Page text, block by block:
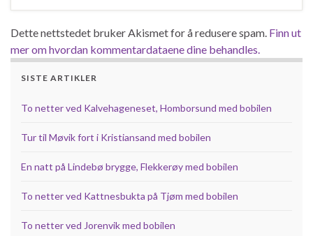
Dette nettstedet bruker Akismet for å redusere spam. Finn ut
mer om hvordan kommentardataene dine behandles.
SISTE ARTIKLER
To netter ved Kalvehageneset, Homborsund med bobilen
Tur til Møvik fort i Kristiansand med bobilen
En natt på Lindebø brygge, Flekkerøy med bobilen
To netter ved Kattnesbukta på Tjøm med bobilen
To netter ved Jorenvik med bobilen